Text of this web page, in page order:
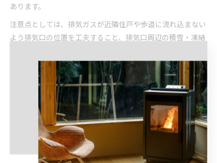
あります。
注意点としては、排気ガスが近隣住戸や歩道に流れ込まない
よう排気口の位置を工夫すること、排気口周辺の積雪・凍結
無電源ペレットストーブは停電時にも使用できるメリットが
あり、北海道のような冬の停電によるリスクのある地域では
無電源タイプも選択肢の一つです。
さらに、設置前には必ず管理組合や管理会社と相談し、集合
煙突の利用可否や必要な手続き・申請についても確認しまし
ょう。失敗例としては、排気口の位置が悪く煙や臭いが室内
や隣家に逆流してしまったケースがあるため、設置業者と十
分に打ち合わせを行うことが重要です。